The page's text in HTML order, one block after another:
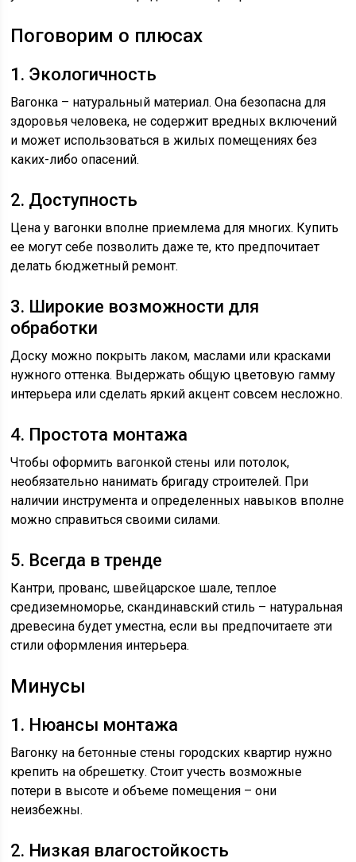
Поговорим о плюсах
1. Экологичность
Вагонка – натуральный материал. Она безопасна для
здоровья человека, не содержит вредных включений
и может использоваться в жилых помещениях без
каких-либо опасений.
2. Доступность
Цена у вагонки вполне приемлема для многих. Купить
ее могут себе позволить даже те, кто предпочитает
делать бюджетный ремонт.
3. Широкие возможности для
обработки
Доску можно покрыть лаком, маслами или красками
нужного оттенка. Выдержать общую цветовую гамму
интерьера или сделать яркий акцент совсем несложно.
4. Простота монтажа
Чтобы оформить вагонкой стены или потолок,
необязательно нанимать бригаду строителей. При
наличии инструмента и определенных навыков вполне
можно справиться своими силами.
5. Всегда в тренде
Кантри, прованс, швейцарское шале, теплое
средиземноморье, скандинавский стиль – натуральная
древесина будет уместна, если вы предпочитаете эти
стили оформления интерьера.
Минусы
1. Нюансы монтажа
Вагонку на бетонные стены городских квартир нужно
крепить на обрешетку. Стоит учесть возможные
потери в высоте и объеме помещения – они
неизбежны.
2. Низкая влагостойкость